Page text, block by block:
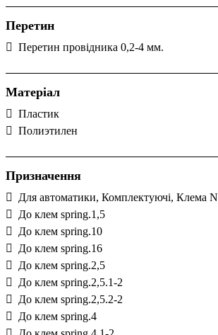
Перетин
Перетин провідника 0,2-4 мм.
Матеріал
Пластик
Полиэтилен
Призначення
Для автоматики, Комплектуючі, Клема N
До клем spring.1,5
До клем spring.10
До клем spring.16
До клем spring.2,5
До клем spring.2,5.1-2
До клем spring.2,5.2-2
До клем spring.4